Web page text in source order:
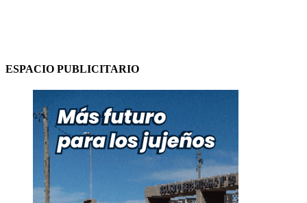
ESPACIO PUBLICITARIO